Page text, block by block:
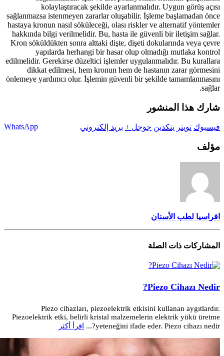
kolaylaştıracak şekilde ayarlanmalıdır. Uygun görüş açısı
sağlanmazsa istenmeyen zararlar oluşabilir. İşleme başlamadan önce
hastaya kronun nasıl söküleceği, olası riskler ve alternatif yöntemler
hakkında bilgi verilmelidir. Bu, hasta ile güvenli bir iletişim sağlar.
Kron söküldükten sonra alttaki dişte, dişeti dokularında veya çevre
yapılarda herhangi bir hasar olup olmadığı mutlaka kontrol
edilmelidir. Gerekirse düzeltici işlemler uygulanmalıdır. Bu kurallara
dikkat edilmesi, hem kronun hem de hastanın zarar görmesini
önlemeye yardımcı olur. İşlemin güvenli bir şekilde tamamlanmasını
sağlar.
شارك هذا المنشور
فيسبوك تويتر ينكدين جوجل + بريد إلكتروني WhatsApp
مؤلف
افراسيا لطب الأسنان
المشاركات ذات الصلة
Piezo Cihazı Nedir?
Piezo cihazları, piezoelektrik etkisini kullanan aygıtlardır.
Piezoelektrik etki, belirli kristal malzemelerin elektrik yükü üretme
yeteneğini ifade eder. Piezo cihazı nedir?...
اقرأ أكثر